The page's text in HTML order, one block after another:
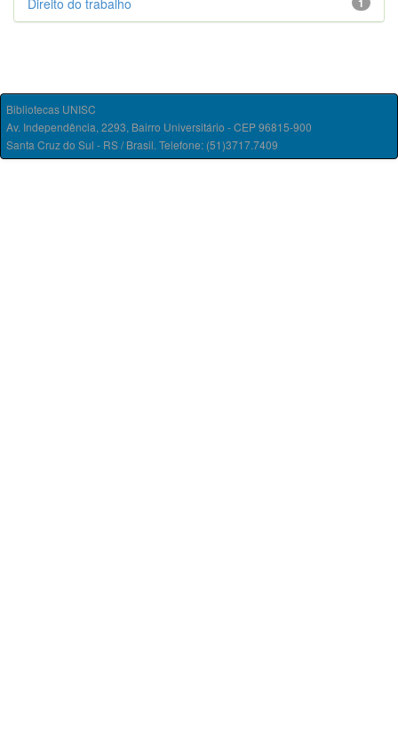
Direito do trabalho
Bibliotecas UNISC
Av. Independência, 2293, Bairro Universitário - CEP 96815-900
Santa Cruz do Sul - RS / Brasil. Telefone: (51)3717.7409